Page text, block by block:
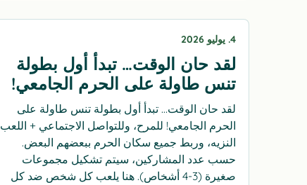
4. يوليو 2026
لقد حان الوقت… تبدأ أول بطولة
تنس طاولة على الحرم الجامعي!
لقد حان الوقت… تبدأ أول بطولة تنس طاولة على
الحرم الجامعي! للمرح، وللتواصل الاجتماعي + اللعب
النزيه، وربط جميع سكان الحرم ببعضهم البعض.
حسب عدد المشاركين، سيتم تشكيل مجموعات
صغيرة (3-4 أشخاص). هنا يلعب كل شخص ضد كل